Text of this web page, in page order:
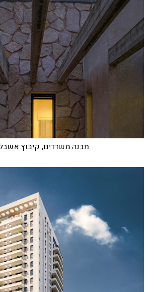
מבנה משרדים, קיבוץ